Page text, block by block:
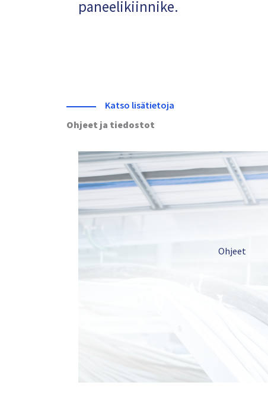
paneelikiinnike.
Katso lisätietoja
Ohjeet ja tiedostot
Ohjeet